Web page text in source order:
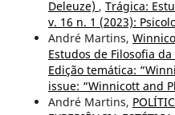
Deleuze) , Trágica:
v. 16 n. 1 (2023):
André Martins,
Estudos de Filosofia
Edição temática:
issue: “Winnicott and
André Martins,